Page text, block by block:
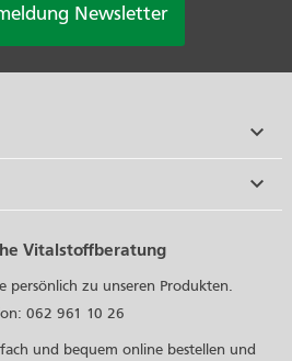
Newsletter


Vitalstoffberatung
persönlich zu unseren Produkten.
062 961 10 26
und bequem online bestellen und